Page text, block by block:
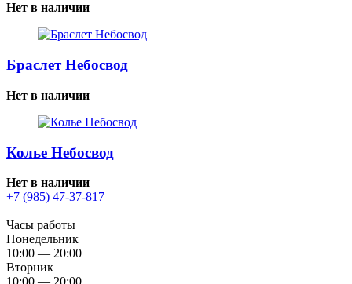
Нет в наличии
Браслет Небосвод
Нет в наличии
Колье Небосвод
Нет в наличии
+7 (985) 47-37-817
Часы работы
Понедельник
10:00 — 20:00
Вторник